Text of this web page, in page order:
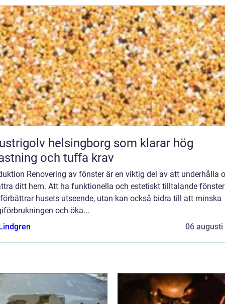
helsingborg som klarar hög
och tuffa krav
Renovering av fönster är en viktig del av att underhålla
ditt hem. Att ha funktionella och estetiskt tilltalande
husets utseende, utan kan också bidra till att minska
och öka...
06 augusti